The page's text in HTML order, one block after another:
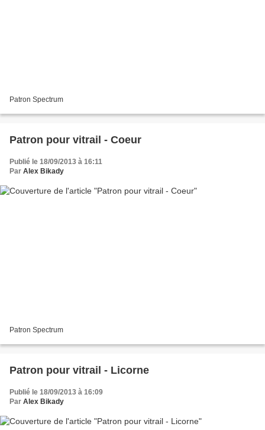
Patron Spectrum
Patron pour vitrail - Coeur
Publié le 18/09/2013 à 16:11
Par Alex Bikady
Patron Spectrum
Patron pour vitrail - Licorne
Publié le 18/09/2013 à 16:09
Par Alex Bikady